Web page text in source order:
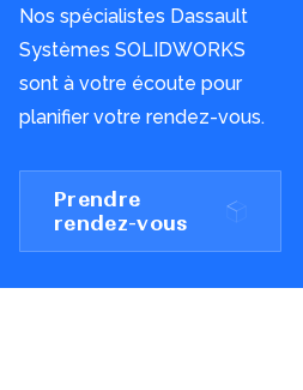
Nos spécialistes Dassault
Systèmes SOLIDWORKS
sont à votre écoute pour
planifier votre rendez-vous.
Prendre
rendez-vous